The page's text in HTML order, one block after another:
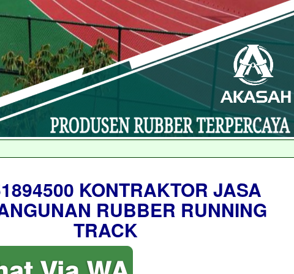
KONTRAKTOR JASA
RUBBER RUNNING
TRACK